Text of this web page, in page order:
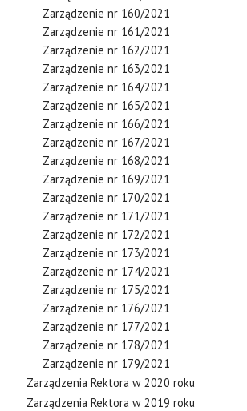
Zarządzenie nr 160/2021
Zarządzenie nr 161/2021
Zarządzenie nr 162/2021
Zarządzenie nr 163/2021
Zarządzenie nr 164/2021
Zarządzenie nr 165/2021
Zarządzenie nr 166/2021
Zarządzenie nr 167/2021
Zarządzenie nr 168/2021
Zarządzenie nr 169/2021
Zarządzenie nr 170/2021
Zarządzenie nr 171/2021
Zarządzenie nr 172/2021
Zarządzenie nr 173/2021
Zarządzenie nr 174/2021
Zarządzenie nr 175/2021
Zarządzenie nr 176/2021
Zarządzenie nr 177/2021
Zarządzenie nr 178/2021
Zarządzenie nr 179/2021
Zarządzenia Rektora w 2020 roku
Zarządzenia Rektora w 2019 roku